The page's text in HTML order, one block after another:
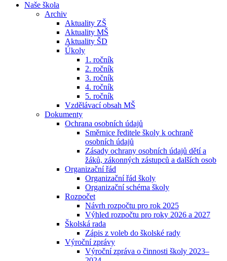
Naše škola
Archiv
Aktuality ZŠ
Aktuality MŠ
Aktuality ŠD
Úkoly
1. ročník
2. ročník
3. ročník
4. ročník
5. ročník
Vzdělávací obsah MŠ
Dokumenty
Ochrana osobních údajů
Směrnice ředitele školy k ochraně
osobních údajů
Zásady ochrany osobních údajů dětí a
žáků, zákonných zástupců a dalších osob
Organizační řád
Organizační řád školy
Organizační schéma školy
Rozpočet
Návrh rozpočtu pro rok 2025
Výhled rozpočtu pro roky 2026 a 2027
Školská rada
Zápis z voleb do školské rady
Výroční zprávy
Výroční zpráva o činnosti školy 2023–